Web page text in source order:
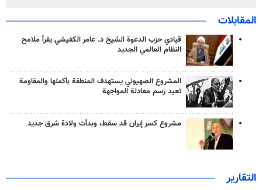
المقابلات
قيادي حزب الدعوة الشيخ د. عامر الكفيشي يقرأ ملامح
النظام العالمي الجديد
المشروع الصهيوني يستهدف المنطقة بأكملها والمقاومة
تعيد رسم معادلة المواجهة
مشروع كسر إيران قد سقط، وبدأت ولادة شرق جديد
التقارير